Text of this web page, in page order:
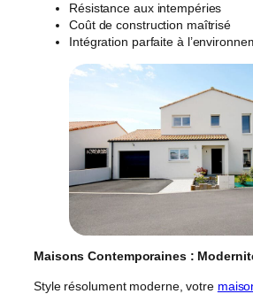
Résistance aux intempéries
Coût de construction maîtrisé
Intégration parfaite à
Maisons Contemporaines :
Style résolument moderne, votre